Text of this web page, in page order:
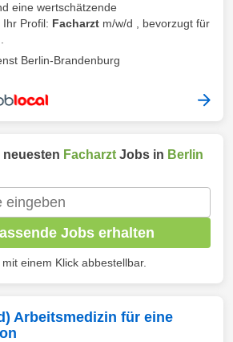
eine wertschätzende
Profil: Facharzt m/w/d , bevorzugt für
Berlin-Brandenburg
neuesten Facharzt Jobs in Berlin
Jobs erhalten
einem Klick abbestellbar.
Arbeitsmedizin für eine